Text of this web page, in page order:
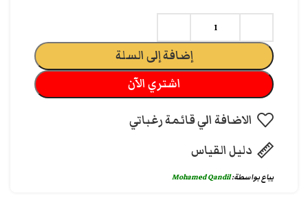
إضافة إلى السلة
اشتري الآن
الاضافة الي قائمة رغباتي
دليل القياس
يباع بواسطة:Mohamed Qandil